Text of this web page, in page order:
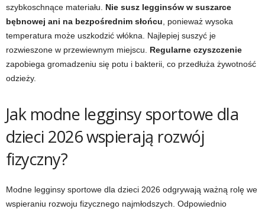
szybkoschnące materiału. Nie susz legginsów w suszarce
bębnowej ani na bezpośrednim słońcu , ponieważ wysoka
temperatura może uszkodzić włókna. Najlepiej suszyć je
rozwieszone w przewiewnym miejscu. Regularne czyszczenie
zapobiega gromadzeniu się potu i bakterii, co przedłuża żywotność
odzieży.
Jak modne legginsy sportowe dla
dzieci 2026 wspierają rozwój
fizyczny?
Modne legginsy sportowe dla dzieci 2026 odgrywają ważną rolę we
wspieraniu rozwoju fizycznego najmłodszych. Odpowiednio